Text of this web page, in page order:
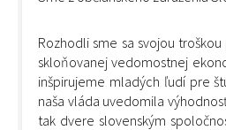
Rozhodli sme sa svojou
skloňovanej vedomostnej
inšpirujeme mladých ľudí pre
naša vláda uvedomila
tak dvere slovenským